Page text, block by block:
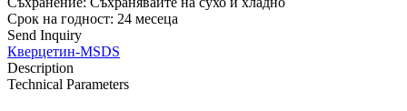
Срок на годност: 24 месеца
Send Inquiry
Кверцетин-MSDS
Description
Technical Parameters